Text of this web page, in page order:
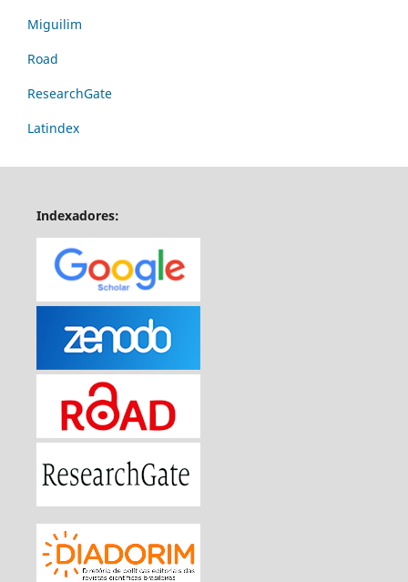
Miguilim
Road
ResearchGate
Latindex
Indexadores: